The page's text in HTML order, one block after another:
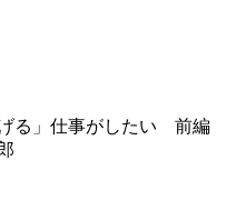
る」仕事がしたい 前編